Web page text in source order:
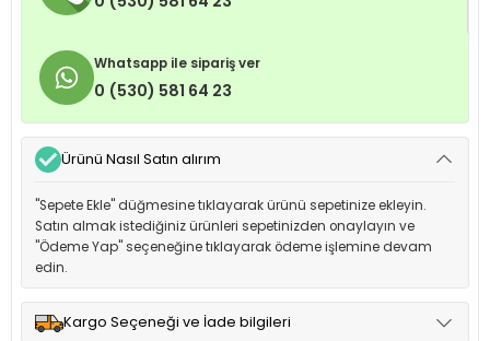
Whatsapp ile sipariş ver
0 (530) 581 64 23
Ürünü Nasıl Satın alırım
"Sepete Ekle" düğmesine tıklayarak ürünü sepetinize ekleyin.
Satın almak istediğiniz ürünleri sepetinizden onaylayın ve
"Ödeme Yap" seçeneğine tıklayarak ödeme işlemine devam
edin.
Kargo Seçeneği ve İade bilgileri